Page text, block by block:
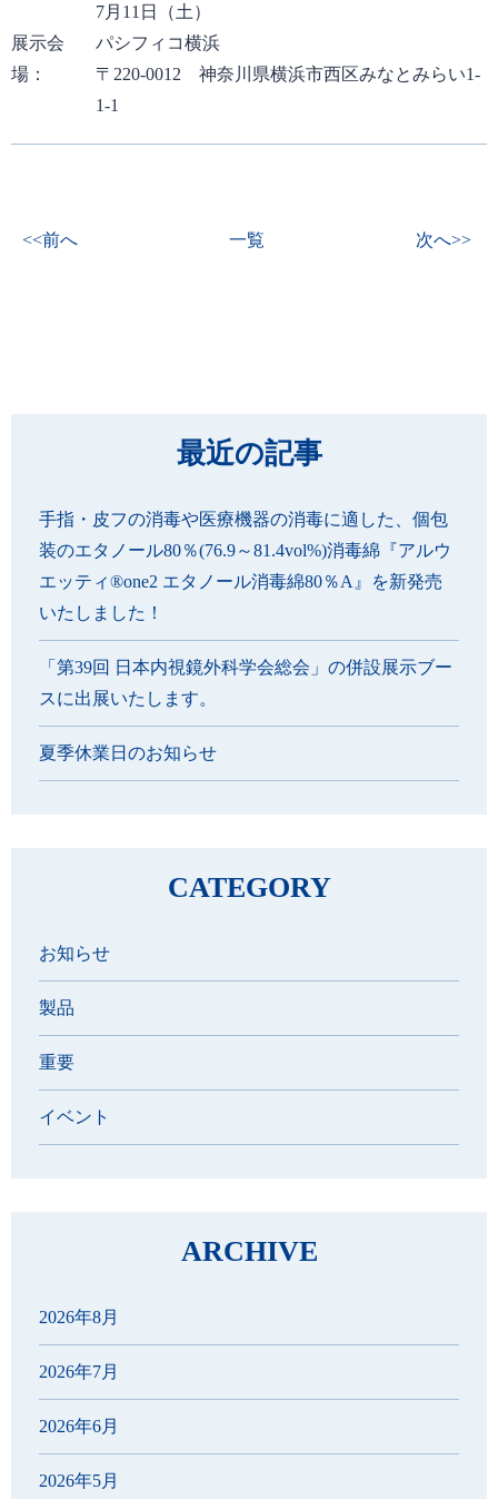
7月11日（土）
展示会
場：
パシフィコ横浜
〒220-0012 神奈川県横浜市西区みなとみらい1-
1-1
<<前へ 一覧 次へ>>
最近の記事
手指・皮フの消毒や医療機器の消毒に適した、個包
装のエタノール80％(76.9～81.4vol%)消毒綿『アルウ
エッティ®one2 エタノール消毒綿80％A』を新発売
いたしました！
「第39回 日本内視鏡外科学会総会」の併設展示ブー
スに出展いたします。
夏季休業日のお知らせ
CATEGORY
お知らせ
製品
重要
イベント
ARCHIVE
2026年8月
2026年7月
2026年6月
2026年5月